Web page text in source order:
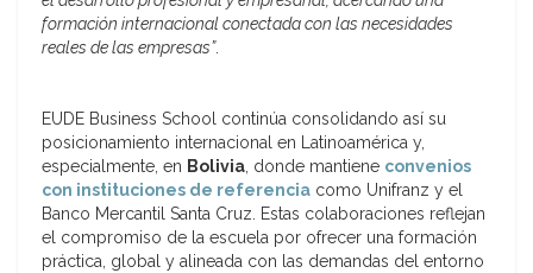
formación internacional conectada con las necesidades
reales de las empresas”.
EUDE Business School continúa consolidando así su
posicionamiento internacional en Latinoamérica y,
especialmente, en Bolivia, donde mantiene convenios
con instituciones de referencia como Unifranz y el
Banco Mercantil Santa Cruz. Estas colaboraciones reflejan
el compromiso de la escuela por ofrecer una formación
práctica, global y alineada con las demandas del entorno